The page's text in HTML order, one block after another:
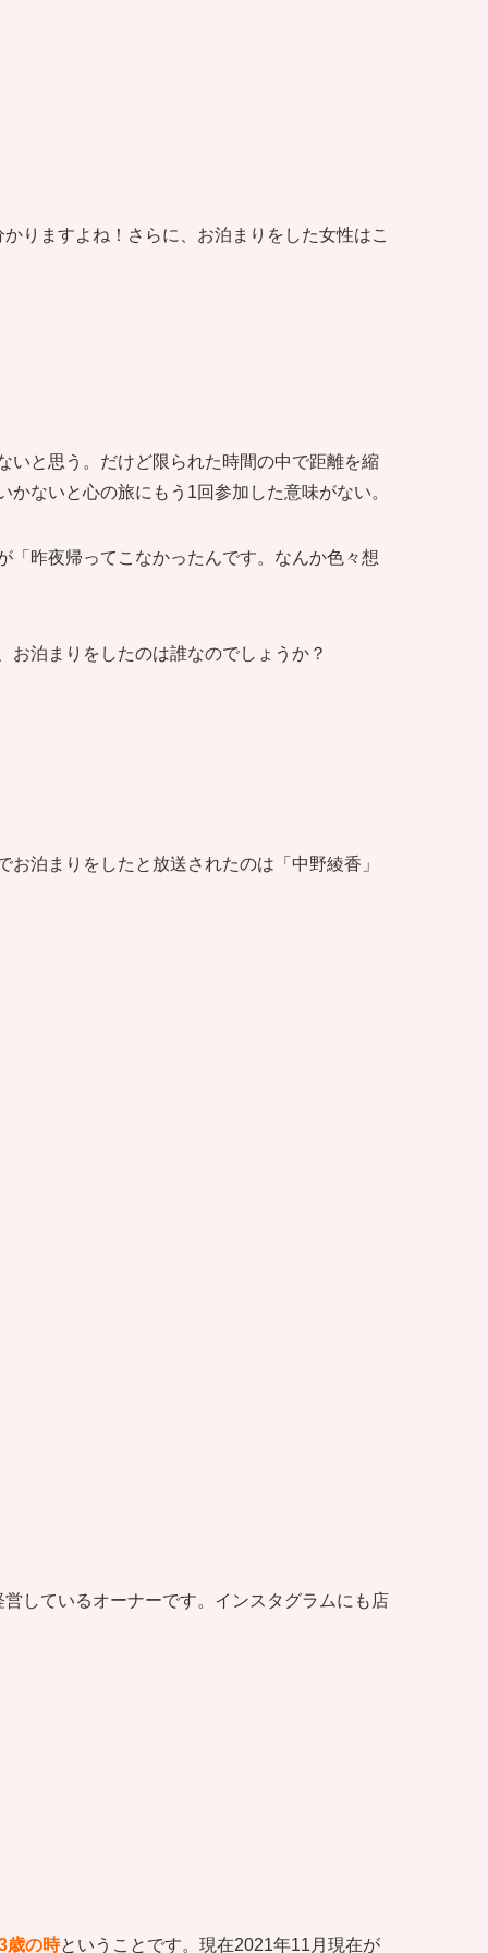
りますよね！さらに、お泊まりをした女性はこ
いと思う。だけど限られた時間の中で距離を縮
ないと心の旅にもう1回参加した意味がない。
「昨夜帰ってこなかったんです。なんか色々想
泊まりをしたのは誰なのでしょうか？
泊まりをしたと放送されたのは「中野綾香」
しているオーナーです。インスタグラムにも店
歳の時ということです。現在2021年11月現在が